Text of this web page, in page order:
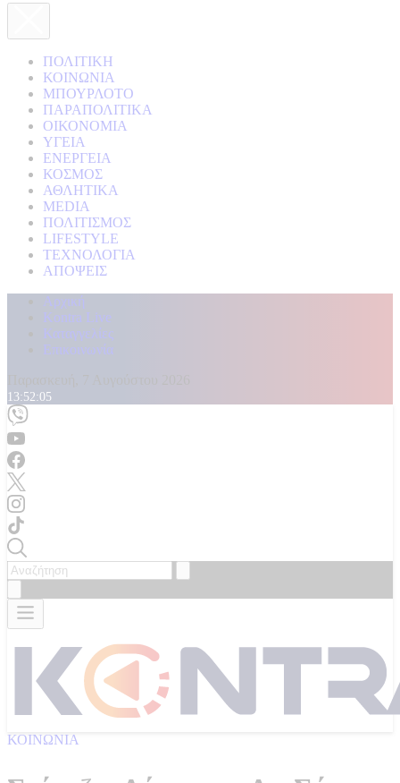
ΠΟΛΙΤΙΚΗ
ΚΟΙΝΩΝΙΑ
ΜΠΟΥΡΛΟΤΟ
ΠΑΡΑΠΟΛΙΤΙΚΑ
ΟΙΚΟΝΟΜΙΑ
ΥΓΕΙΑ
ΕΝΕΡΓΕΙΑ
ΚΟΣΜΟΣ
ΑΘΛΗΤΙΚΑ
MEDIA
ΠΟΛΙΤΙΣΜΟΣ
LIFESTYLE
ΤΕΧΝΟΛΟΓΙΑ
ΑΠΟΨΕΙΣ
Αρχική
Kontra Live
Καταγγελίες
Επικοινωνία
13:52:07
ΚΟΙΝΩΝΙΑ